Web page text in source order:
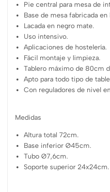
Pie central para mesa de
Base de mesa fabricada en
Lacada en negro mate.
Uso intensivo.
Aplicaciones de hostelería.
Fácil montaje y limpieza.
Tablero máximo de 80cm
Apto para todo tipo de
Con reguladores de nivel
Medidas
Altura total 72cm.
Base inferior Ø45cm.
Tubo Ø7,6cm.
Soporte superior 24x24cm.